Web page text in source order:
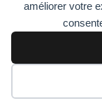
améliorer votre
Préférences